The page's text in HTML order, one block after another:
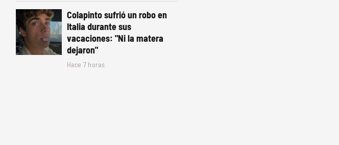
Colapinto sufrió un robo en
Italia durante sus
vacaciones: "Ni la matera
dejaron"
Hace 7 horas